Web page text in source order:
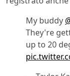
My buddy
They're
up to 20